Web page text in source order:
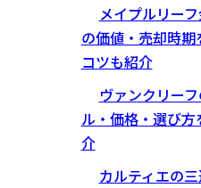
メイプルリー
の価値・売却時
コツも紹介
ヴァンクリー
ル・価格・選び
介
カルティエの